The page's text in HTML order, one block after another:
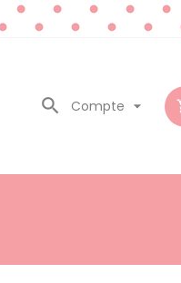
Compte 
